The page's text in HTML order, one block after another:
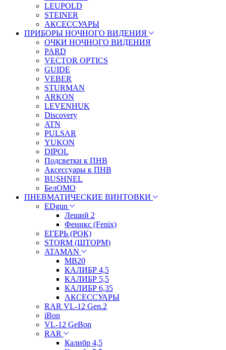
LEUPOLD
STEINER
АКСЕССУАРЫ
ПРИБОРЫ НОЧНОГО ВИДЕНИЯ
ОЧКИ НОЧНОГО ВИДЕНИЯ
PARD
VECTOR OPTICS
GUIDE
VEBER
STURMAN
ARKON
LEVENHUK
Discovery
ATN
PULSAR
YUKON
DIPOL
Подсветки к ПНВ
Аксессуары к ПНВ
BUSHNEL
БелОМО
ПНЕВМАТИЧЕСКИЕ ВИНТОВКИ
EDgun
Леший 2
Феникс (Fenix)
ЕГЕРЬ (РОК)
STORM (ШТОРМ)
ATAMAN
МВ20
КАЛИБР 4,5
КАЛИБР 5,5
КАЛИБР 6,35
АКСЕССУАРЫ
RAR VL-12 Gen.2
iBon
VL-12 GeBon
RAR
Калибр 4,5